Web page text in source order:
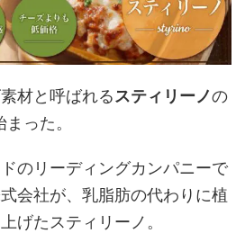
材と呼ばれるスティリーノの
った。
のリーディングカンパニーで
会社が、乳脂肪の代わりに植
げたスティリーノ。